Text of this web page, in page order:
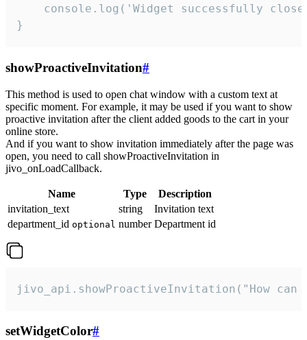
console.log('Widget successfully
}
showProactiveInvitation#
This method is used to open chat window with a custom text at
specific moment. For example, it may be used if you want to show
proactive invitation after the client added goods to the cart in your
online store.
And if you want to show invitation immediately after the page was
open, you need to call showProactiveInvitation in
jivo_onLoadCallback.
Name Type
Description
invitation_text
string
Invitation text
department_id optional number Department id
jivo_api.showProactiveInvitation("How
setWidgetColor#